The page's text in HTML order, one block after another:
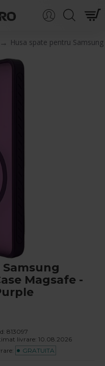
Husa spate pentru
Magsafe -
813097
livrare: 10.08.2026
GRATUITA